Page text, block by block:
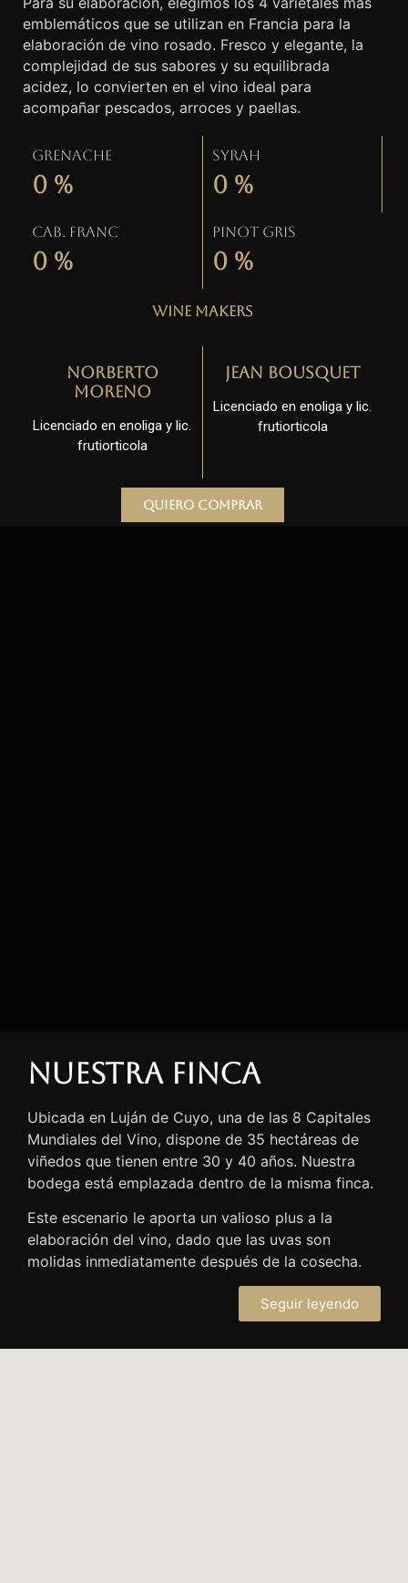
emblemáticos que se utilizan en Francia para la
elaboración de vino rosado. Fresco y elegante, la
complejidad de sus sabores y su equilibrada
acidez, lo convierten en el vino ideal para
acompañar pescados, arroces y paellas.
Grenache
0 %
Syrah
0 %
Cab. Franc
0 %
Pinot gris
0 %
Wine Makers
Norberto
Moreno
Licenciado en enoliga y lic.
frutiorticola
Jean Bousquet
Licenciado en enoliga y lic.
frutiorticola
Quiero comprar
Nuestra finca
Ubicada en Luján de Cuyo, una de las 8 Capitales
Mundiales del Vino, dispone de 35 hectáreas de
viñedos que tienen entre 30 y 40 años. Nuestra
bodega está emplazada dentro de la misma finca.
Este escenario le aporta un valioso plus a la
elaboración del vino, dado que las uvas son
molidas inmediatamente después de la cosecha.
Seguir leyendo